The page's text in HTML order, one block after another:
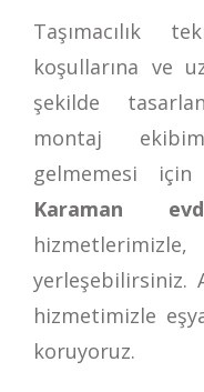
Taşımacılık
koşullarına ve
şekilde
montaj
gelmemesi
Karaman
yerleşebilirsiniz.
hizmetimizle
koruyoruz.